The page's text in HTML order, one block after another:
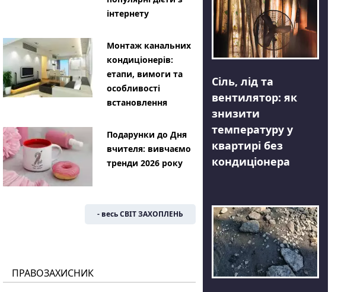
інтернету
Монтаж канальних
кондиціонерів:
етапи, вимоги та
особливості
встановлення
Подарунки до Дня
вчителя: вивчаємо
тренди 2026 року
- весь СВІТ ЗАХОПЛЕНЬ
ПРАВОЗАХИСНИК
Сіль, лід та
вентилятор: як
знизити
температуру у
квартирі без
кондиціонера